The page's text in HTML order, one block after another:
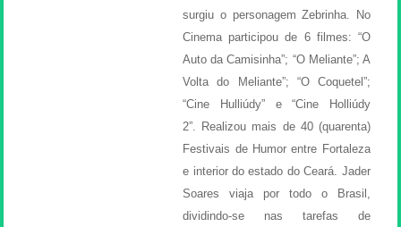
surgiu o personagem Zebrinha. No
Cinema participou de 6 filmes: “O
Auto da Camisinha”; “O Meliante”; A
Volta do Meliante”; “O Coquetel”;
“Cine Hulliúdy” e “Cine Holliúdy
2”. Realizou mais de 40 (quarenta)
Festivais de Humor entre Fortaleza
e interior do estado do Ceará. Jader
Soares viaja por todo o Brasil,
dividindo-se nas tarefas de